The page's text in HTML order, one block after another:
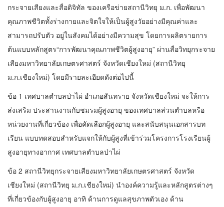
กระจายเสียงและสื่อดิจิทัล ของเครือข่ายสถานีวิทยุ ม.ก. เพื่อพัฒนา
คุณภาพชีวิตทั้งร่างกายและจิตใจให้เป็นผู้สูงวัยอย่างมีคุณค่าและ
สามารถปรับตัว อยู่ในสังคมได้อย่างมีความสุข โดยการผลิตรายการ
ต้นแบบหลักสูตร“การพัฒนาคุณภาพชีวิตผู้สูงอายุ” ผ่านสื่อวิทยุกระจาย
เสียงมหาวิทยาลัยเกษตรศาสตร์ จังหวัดเชียงใหม่ (สถานีวิทยุ
ม.ก.เชียงใหม่) โดยมีรายละเอียดดังต่อไปนี้
ข้อ 1 เทศบาลตำบลป่าไผ่ อำเภอสันทราย จังหวัดเชียงใหม่ จะให้การ
ส่งเสริม ประสานงานกับชมรมผู้สูงอายุ ของเทศบาลส่วนตำบลหรือ
หน่วยงานที่เกี่ยวข้อง เพื่อคัดเลือกผู้สูงอายุ และสนับสนุนเอกสารบท
เรียน แบบทดสอบสำหรับแจกให้กับผู้สูงที่เข้าร่วมโครงการโรงเรียนผู้
สูงอายุทางอากาศ เทศบาลตำบลป่าไผ่
ข้อ 2 สถานีวิทยุกระจายเสียงมหาวิทยาลัยเกษตรศาสตร์ จังหวัด
เชียงใหม่ (สถานีวิทยุ ม.ก.เชียงใหม่) นำองค์ความรู้และหลักสูตรต่างๆ
ที่เกี่ยวข้องกับผู้สูงอายุ อาทิ ด้านการดูแลสุขภาพตัวเอง ด้าน